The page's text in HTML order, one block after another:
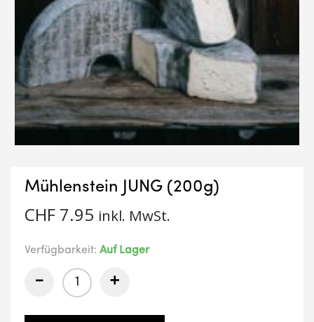
Mühlenstein JUNG (200g)
CHF 7.95 inkl. MwSt.
Verfügbarkeit: Auf Lager
- +